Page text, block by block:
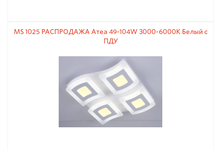
MS 1025 РАСПРОДАЖА Атеа 49-104W 3000-6000К Белый с
ПДУ